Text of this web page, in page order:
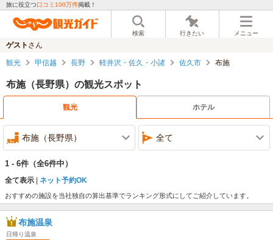
旅に役立つ口コミ100万件掲載！
検索 行きたい メニュー
ゲスト さん
観光 甲信越 長野 軽井沢・佐久・小諸 佐久市 布施
布施（長野県）の観光スポット
観光 ホテル
布施（長野県） 全て
1 - 6件 （全6件中）
全て表示 ネット予約OK
おすすめの施設を当社独自の算出基準でランキング形式にしてご紹介しています。
布施温泉
日帰り温泉